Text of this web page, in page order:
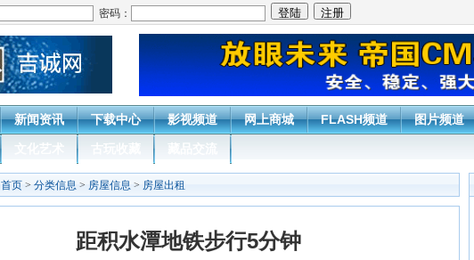
密码：
新闻资讯 下载中心 影视频道 网上商城 FLASH频道 图片频道
文化艺术 古玩收藏 藏品交流
首页 > 分类信息 > 房屋信息 > 房屋出租
距积水潭地铁步行5分钟